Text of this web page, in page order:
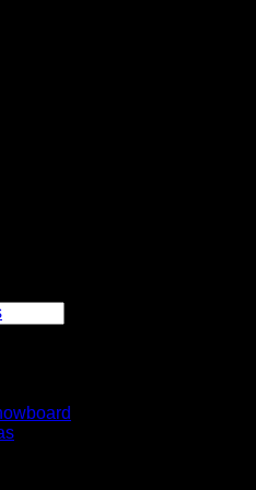
MAYORES A